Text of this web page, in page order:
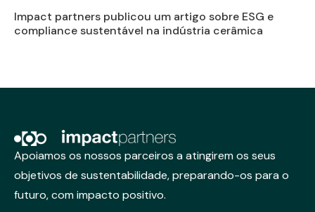
Impact partners publicou um artigo sobre ESG e
compliance sustentável na indústria cerâmica
Apoiamos os nossos parceiros a atingirem os seus
objetivos de sustentabilidade, preparando-os para o
futuro, com impacto positivo.